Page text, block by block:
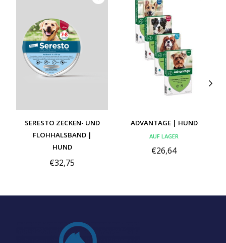
SERESTO ZECKEN- UND
FLOHHALSBAND |
HUND
€32,75
ADVANTAGE | HUND
AUF LAGER
€26,64